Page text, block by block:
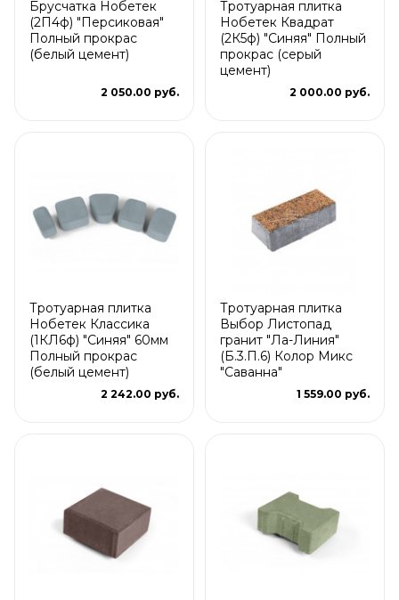
Брусчатка Нобетек
(2П4ф) "Персиковая"
Полный прокрас
(белый цемент)
2 050.00 руб.
Тротуарная плитка
Нобетек Квадрат
(2К5ф) "Синяя" Полный
прокрас (серый
цемент)
2 000.00 руб.
Тротуарная плитка
Нобетек Классика
(1КЛ6ф) "Синяя" 60мм
Полный прокрас
(белый цемент)
2 242.00 руб.
Тротуарная плитка
Выбор Листопад
гранит "Ла-Линия"
(Б.3.П.6) Колор Микс
"Саванна"
1 559.00 руб.